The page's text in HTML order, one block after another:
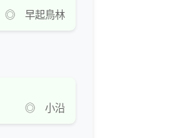
◎ 早起鳥林
◎ 小沿